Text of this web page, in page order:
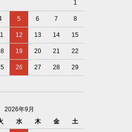
1
5 6 7 8
12 13 14 15
19 20 21 22
26 27 28 29
2026年9月
水 木 金 土